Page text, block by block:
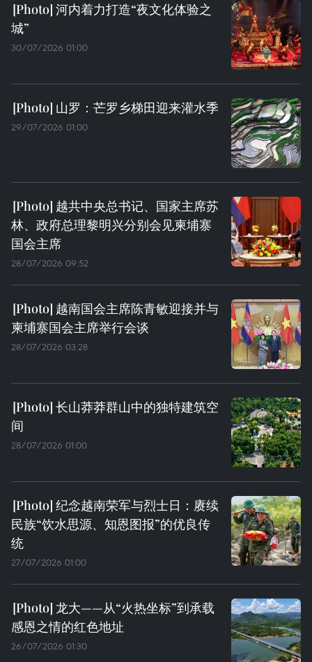
河内着力打造“夜文化体验之
城”
30/07/2026 01:00
山罗：芒罗乡梯田迎来灌水季
29/07/2026 01:00
越共中央总书记、国家主席苏
林、政府总理黎明兴分别会见柬埔寨
国会主席
28/07/2026 09:52
越南国会主席陈青敏迎接并与
柬埔寨国会主席举行会谈
28/07/2026 03:28
长山莽莽群山中的独特建筑空
间
28/07/2026 01:00
纪念越南荣军与烈士日：赓续
民族“饮水思源、知恩图报”的优良传
统
27/07/2026 01:00
龙大——从“火热坐标”到承载
感恩之情的红色地址
26/07/2026 01:30